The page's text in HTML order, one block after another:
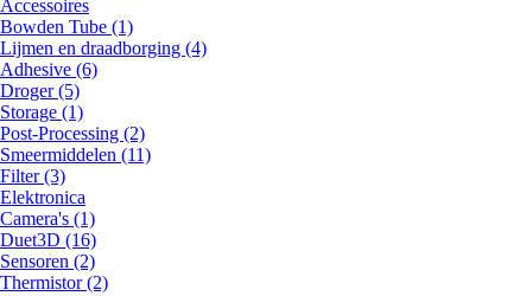
Accessoires
Bowden Tube (1)
Lijmen en draadborging (4)
Adhesive (6)
Droger (5)
Storage (1)
Post-Processing (2)
Smeermiddelen (11)
Filter (3)
Elektronica
Camera's (1)
Duet3D (16)
Sensoren (2)
Thermistor (2)